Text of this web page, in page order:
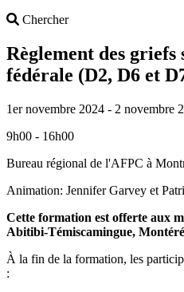
ChercherSearch
Règlement des
fédérale (D2, D6 et
1er novembre 2024 - 2 novembre
9h00 - 16h00
Bureau régional de l'AFPC à
Animation: Jennifer Garvey et
Cette formation est offerte aux
Abitibi-Témiscamingue,
À la fin de la formation, les
: